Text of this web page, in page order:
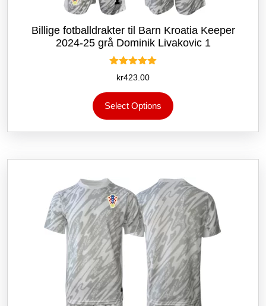
Billige fotballdrakter til Barn Kroatia Keeper
2024-25 grå Dominik Livakovic 1
Vurdert
5.00
av 5
kr423.00
Select Options
produktet
flere
Alternativene
velges
på
produktsiden